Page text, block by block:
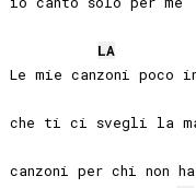
LA
Le mie canzoni poco
che ti ci svegli la
canzoni per chi non